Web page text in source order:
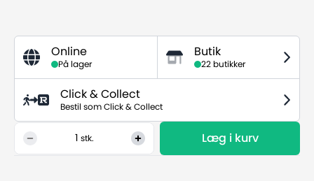
Online
På lager
Butik
22 butikker
Click & Collect
Bestil som Click & Collect
stk. Læg i kurv